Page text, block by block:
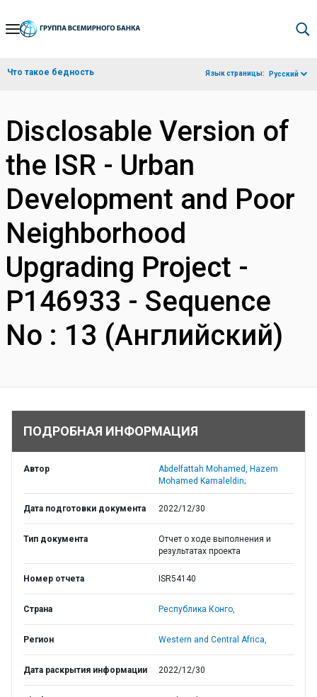
Skip
Navigation
Что такое бедность Язык страницы: Русский
Disclosable Version of
the ISR - Urban
Development and Poor
Neighborhood
Upgrading Project -
P146933 - Sequence
No : 13 (Английский)
ПОДРОБНАЯ ИНФОРМАЦИЯ
Автор
Abdelfattah Mohamed, Hazem
Mohamed Kamaleldin;
Дата подготовки документа 2022/12/30
Тип документа
Отчет о ходе выполнения и
результатах проекта
Номер отчета ISR54140
Страна Республика Конго,
Регион Western and Central Africa,
Дата раскрытия информации 2022/12/30